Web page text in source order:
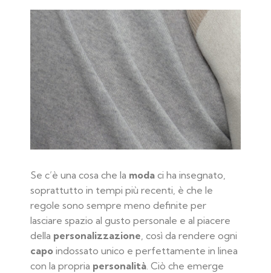
Se c’è una cosa che la moda ci ha insegnato,
soprattutto in tempi più recenti, è che le
regole sono sempre meno definite per
lasciare spazio al gusto personale e al piacere
della personalizzazione, così da rendere ogni
capo indossato unico e perfettamente in linea
con la propria personalità. Ciò che emerge